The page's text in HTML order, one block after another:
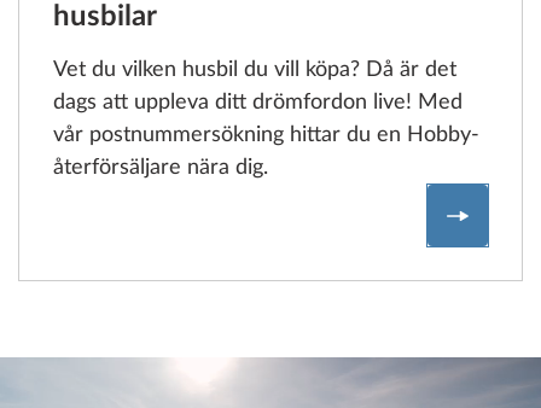
husbilar
Vet du vilken husbil du vill köpa? Då är det
dags att uppleva ditt drömfordon live! Med
vår postnummersökning hittar du en Hobby-
återförsäljare nära dig.
Hitta